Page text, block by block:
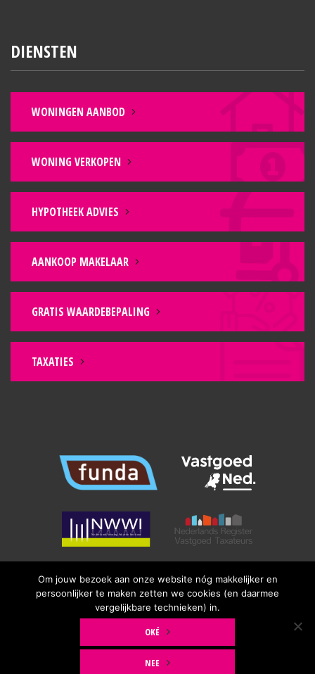
DIENSTEN
WONINGEN AANBOD
WONING VERKOPEN
HYPOTHEEK ADVIES
AANKOOP MAKELAAR
GRATIS WAARDEBEPALING
TAXATIES
Krieger & Witte makelaars
Algemene
Consumenten Voorwaarden|Privacyverklaring
Om jouw bezoek aan onze website nóg makkelijker en
persoonlijker te maken zetten we cookies (en daarmee
vergelijkbare technieken) in.
OKÉ
NEE